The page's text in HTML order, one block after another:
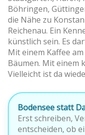
Böhringen,
die Nähe zu
Reichenau. Ein
künstlich sein. Es
Mit einem Kaffee
Bäumen. Mit einem
Vielleicht ist da
Bodensee statt
Erst schreiben,
entscheiden, ob